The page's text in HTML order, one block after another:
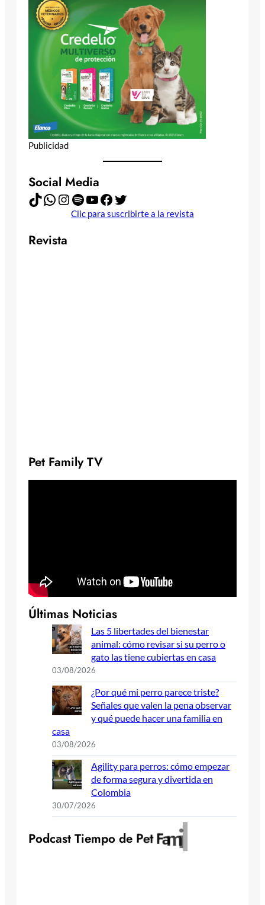
Publicidad
Social Media
TikTok WhatsApp Instagram Spotify YouTube Facebook Twitter
Clic para suscribirte a la revista
Revista
Pet Family TV
Últimas Noticias
Las 5 libertades del bienestar
animal: cómo revisar si su perro o
gato las tiene cubiertas en casa
03/08/2026
¿Por qué mi perro parece triste?
Señales que valen la pena observar
y qué puede hacer una familia en
casa
03/08/2026
Agility para perros: cómo empezar
de forma segura y divertida en
Colombia
30/07/2026
Podcast Tiempo de PetFamil